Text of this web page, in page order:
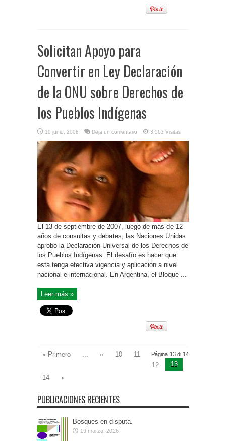
Solicitan Apoyo para
Convertir en Ley Declaración
de la ONU sobre Derechos de
los Pueblos Indígenas
10 junio, 2008 Deja un comentario 3,563 Visitas
El 13 de septiembre de 2007, luego de más de 12
años de consultas y debates, las Naciones Unidas
aprobó la Declaración Universal de los Derechos de
los Pueblos Indígenas. El desafío es hacer que
esta tenga efectiva vigencia y aplicación a nivel
nacional e internacional. En Argentina, el Bloque ...
Leer más »
Página 13 di 14
« Primero « 10
11
12
13
14
»
PUBLICACIONES RECIENTES
Bosques en disputa.
19 marzo, 2026